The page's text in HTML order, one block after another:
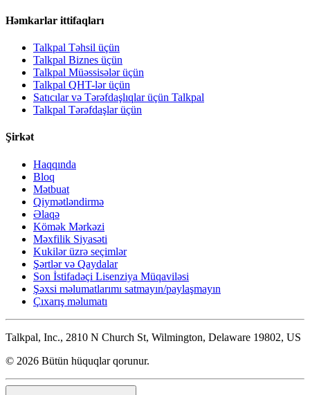
Həmkarlar ittifaqları
Talkpal Təhsil üçün
Talkpal Biznes üçün
Talkpal Müəssisələr üçün
Talkpal QHT-lər üçün
Satıcılar və Tərəfdaşlıqlar üçün Talkpal
Talkpal Tərəfdaşlar üçün
Şirkət
Haqqında
Bloq
Mətbuat
Qiymətləndirmə
Əlaqə
Kömək Mərkəzi
Məxfilik Siyasəti
Kukilər üzrə seçimlər
Şərtlər və Qaydalar
Son İstifadəçi Lisenziya Müqaviləsi
Şəxsi məlumatlarımı satmayın/paylaşmayın
Çıxarış məlumatı
Talkpal, Inc., 2810 N Church St, Wilmington, Delaware 19802, US
© 2026 Bütün hüquqlar qorunur.